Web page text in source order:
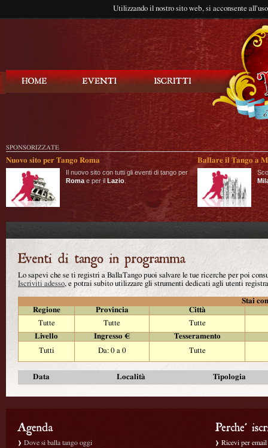
Utilizzando il nostro sito web, si acconsente
SPONSORIZZATE
Nuovo sito per Tango Roma
Il nuovo sito con tutti gli eventi di tango per
Roma e per il Lazio
Ballare il Tango a
Lo sapevi che se ti registri a BallaTango puoi salvare le tue ricerche per poi
Iscriviti adesso, e potrai subito utilizzare gli strumenti dedicati agli utenti
Stai
Regione
Provincia
Città
Tutte
Tutte
Tutte
Livello
Ingresso €
Tesseramento
Tutti
Da: 0 a 0 Tutte
Data Località Tipologia
Dove si balla tango oggi
Ricevi per